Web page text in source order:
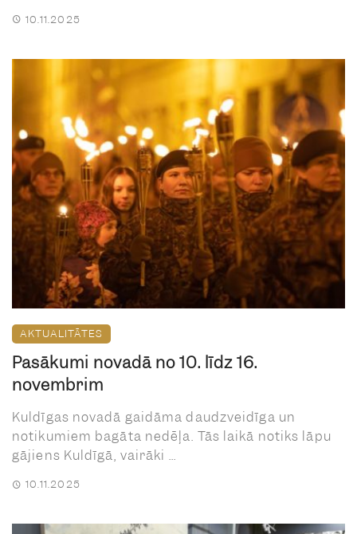
10.11.2025
AKTUALITĀTES
Pasākumi novadā no 10. līdz 16.
novembrim
Kuldīgas novadā gaidāma daudzveidīga un
notikumiem bagāta nedēļa. Tās laikā notiks lāpu
gājiens Kuldīgā, vairāki ...
10.11.2025